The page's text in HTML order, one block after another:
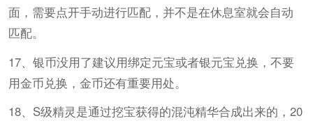
面，需要点开手动进行匹配，并不是在休息室就会自动
匹配。
17、银币没用了建议用绑定元宝或者银元宝兑换，不要
用金币兑换，金币还有重要用处。
18、S级精灵是通过挖宝获得的混沌精华合成出来的，20